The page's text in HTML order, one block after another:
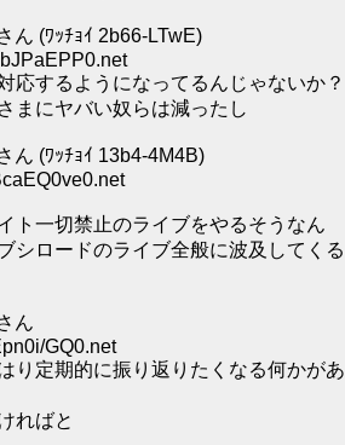
ん (ﾜｯﾁｮｲ 2b66-LTwE)
応するようになってるんじゃないか？
まにヤバい奴らは減ったし
ん (ﾜｯﾁｮｲ 13b4-4M4B)
ト一切禁止のライブをやるそうなん
シロードのライブ全般に波及してくる
ん
GQ0.net
り定期的に振り返りたくなる何かがあ
ればと